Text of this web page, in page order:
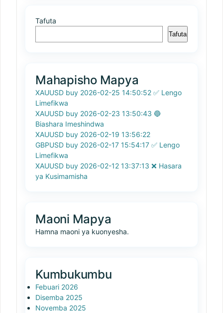
Tafuta
Tafuta
Mahapisho Mapya
XAUUSD buy 2026-02-25 14:50:52 ✅ Lengo
Limefikwa
XAUUSD buy 2026-02-23 13:50:43 🔵
Biashara Imeshindwa
XAUUSD buy 2026-02-19 13:56:22
GBPUSD buy 2026-02-17 15:54:17 ✅ Lengo
Limefikwa
XAUUSD buy 2026-02-12 13:37:13 ❌ Hasara
ya Kusimamisha
Maoni Mapya
Hamna maoni ya kuonyesha.
Kumbukumbu
Febuari 2026
Disemba 2025
Novemba 2025